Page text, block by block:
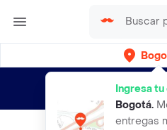
Ingresa
Bogotá.
entregas
envíos gratis por